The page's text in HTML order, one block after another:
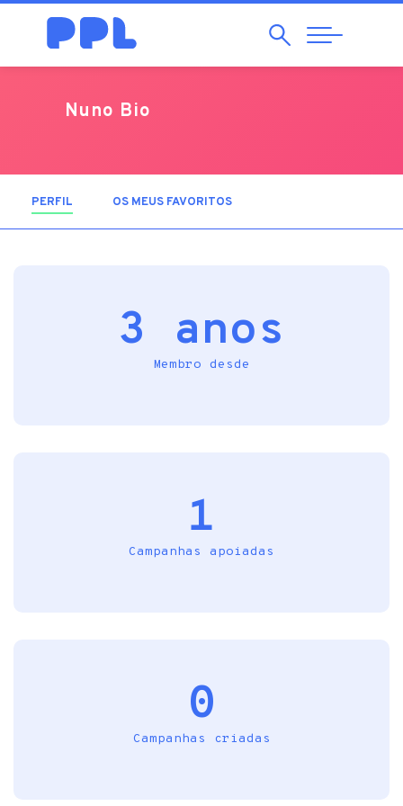
Pesquisar
Abrir
Navegação
Nuno Bio
PERFIL (SEPARADOR ATIVO)
OS MEUS FAVORITOS
3 anos
Membro desde
1
Campanhas apoiadas
0
Campanhas criadas